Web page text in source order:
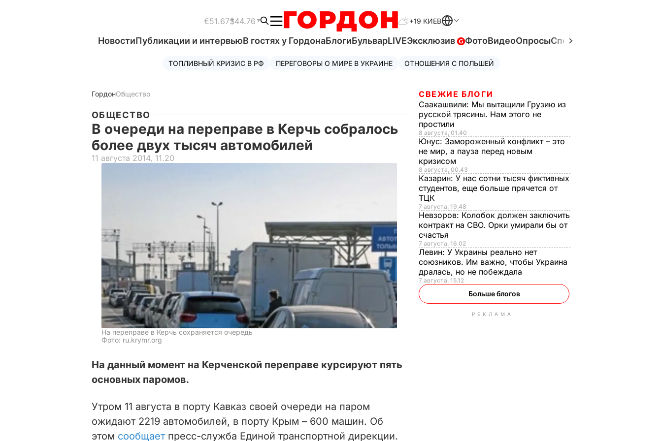
€51.67$44.76 +19 КИЕВ
НовостиПубликации и интервьюВ гостях у ГордонаБлогиБульварLIVEЭксклюзив ФотоВидеоОпросыСпецпроекты
ТОПЛИВНЫЙ КРИЗИС В РФ ПЕРЕГОВОРЫ О МИРЕ В УКРАИНЕ ОТНОШЕНИЯ С ПОЛЬШЕЙ
ГордонОбщество
ОБЩЕСТВО
В очереди на переправе в Керчь собралось
более двух тысяч автомобилей
11 августа 2014, 11.20
На переправе в Керчь сохраняется очередь
Фото: ru.krymr.org
На данный момент на Керченской переправе курсируют пять
основных паромов.
Утром 11 августа в порту Кавказ своей очереди на паром
ожидают 2219 автомобилей, в порту Крым – 600 машин. Об
этом сообщаетпресс-служба Единой транспортной дирекции.
СВЕЖИЕ БЛОГИ
Саакашвили: Мы вытащили Грузию из
русской трясины. Нам этого не
простили
8 августа, 01.40
Юнус: Замороженный конфликт – это
не мир, а пауза перед новым
кризисом
8 августа, 00.43
Казарин: У нас сотни тысяч фиктивных
студентов, еще больше прячется от
ТЦК
7 августа, 19.48
Невзоров: Колобок должен заключить
контракт на СВО. Орки умирали бы от
счастья
7 августа, 16.02
Левин: У Украины реально нет
союзников. Им важно, чтобы Украина
дралась, но не побеждала
7 августа, 15.12
Больше блогов
РЕКЛАМА